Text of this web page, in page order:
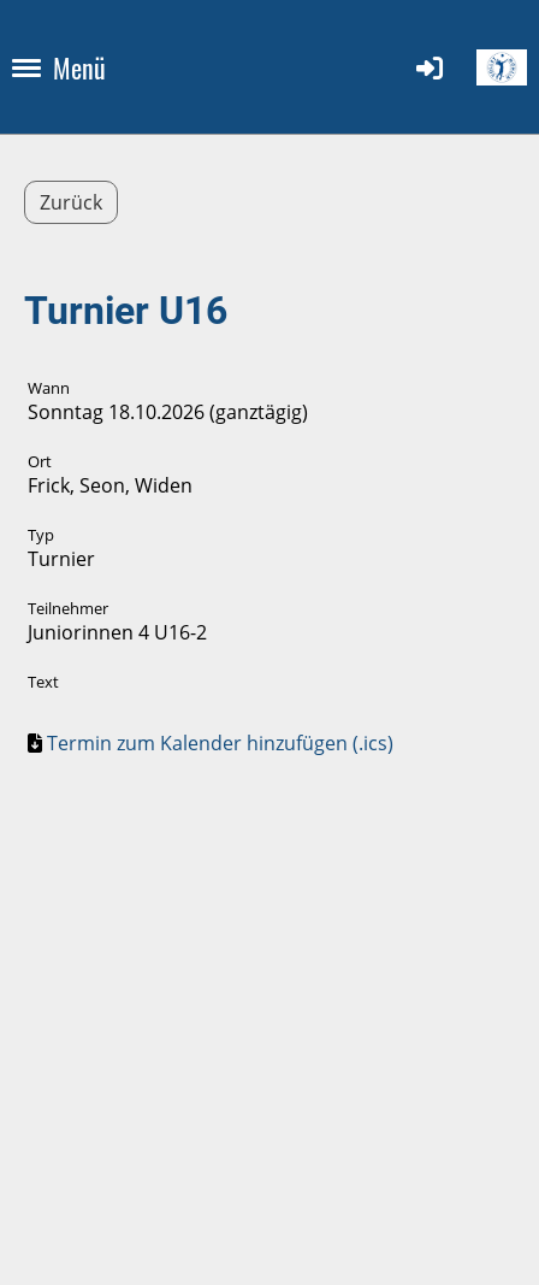
Menü
Zurück
Turnier U16
Wann
Sonntag 18.10.2026 (ganztägig)
Ort
Frick, Seon, Widen
Typ
Turnier
Teilnehmer
Juniorinnen 4 U16-2
Text
Termin zum Kalender hinzufügen (.ics)